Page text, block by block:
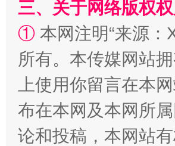
三、关于网络版权权
① 本网注明“来源：
所有。本传媒网站
上使用你留言在本
布在本网及本网所
论和投稿，本网站